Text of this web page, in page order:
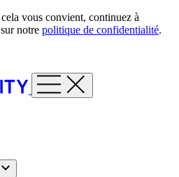
vous convient, continuez à
notre politique de confidentialité.